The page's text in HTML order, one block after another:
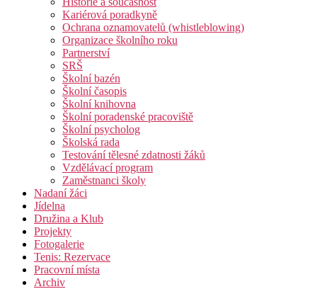
Kariérová poradkyně
Ochrana oznamovatelů (whistleblowing)
Organizace školního roku
Partnerství
SRŠ
Školní bazén
Školní časopis
Školní knihovna
Školní poradenské pracoviště
Školní psycholog
Školská rada
Testování tělesné zdatnosti žáků
Vzdělávací program
Zaměstnanci školy
Nadaní žáci
Jídelna
Družina a Klub
Projekty
Fotogalerie
Tenis: Rezervace
Pracovní místa
Archiv